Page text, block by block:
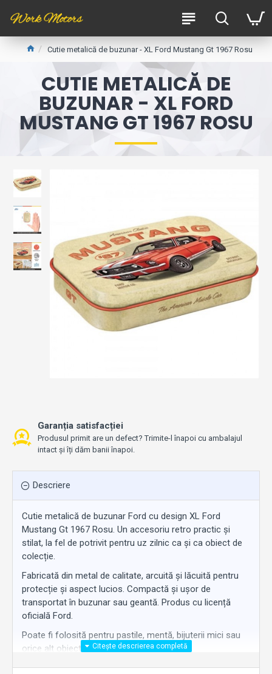
Cutie metalică de buzunar - XL Ford Mustang Gt 1967 Rosu
CUTIE METALICĂ DE
BUZUNAR - XL FORD
MUSTANG GT 1967 ROSU
Garanția satisfacției
Produsul primit are un defect? Trimite-l înapoi cu ambalajul
intact și îți dăm banii înapoi.
Descriere
Cutie metalică de buzunar Ford cu design XL Ford
Mustang Gt 1967 Rosu. Un accesoriu retro practic și
stilat, la fel de potrivit pentru uz zilnic ca și ca obiect de
colecție.
Fabricată din metal de calitate, arcuită și lăcuită pentru
protecție și aspect lucios. Compactă și ușor de
transportat în buzunar sau geantă. Produs cu licență
oficială Ford.
Poate fi folosită pentru pastile, mentă, bijuterii mici sau
orice alt obiect mic.
Un cadou original pentru orice fan Ford.